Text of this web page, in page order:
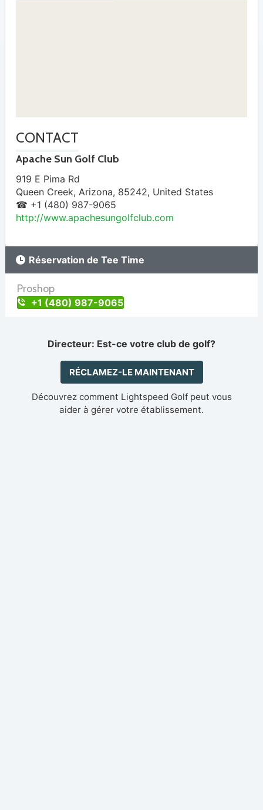
CONTACT
Apache Sun Golf Club
919 E Pima Rd
Queen Creek, Arizona, 85242, United States
☎ +1 (480) 987-9065
http://www.apachesungolfclub.com
Réservation de Tee Time
Proshop
+1 (480) 987-9065
Directeur: Est-ce votre club de golf?
RÉCLAMEZ-LE MAINTENANT
Découvrez comment Lightspeed Golf peut vous
aider à gérer votre établissement.